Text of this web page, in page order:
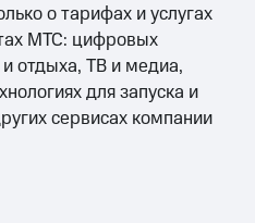
о тарифах и услугах
МТС: цифровых
отдыха, ТВ и медиа,
для запуска и
сервисах компании